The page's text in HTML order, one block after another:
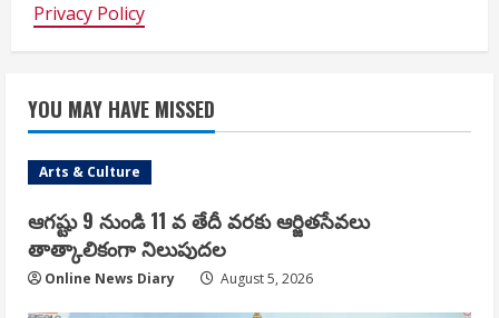
Privacy Policy
YOU MAY HAVE MISSED
Arts & Culture
ఆగష్టు 9 నుండి 11 వ తేదీ వరకు ఆర్జితసేవలు
తాత్కాలికంగా నిలుపుదల
Online News Diary August 5, 2026